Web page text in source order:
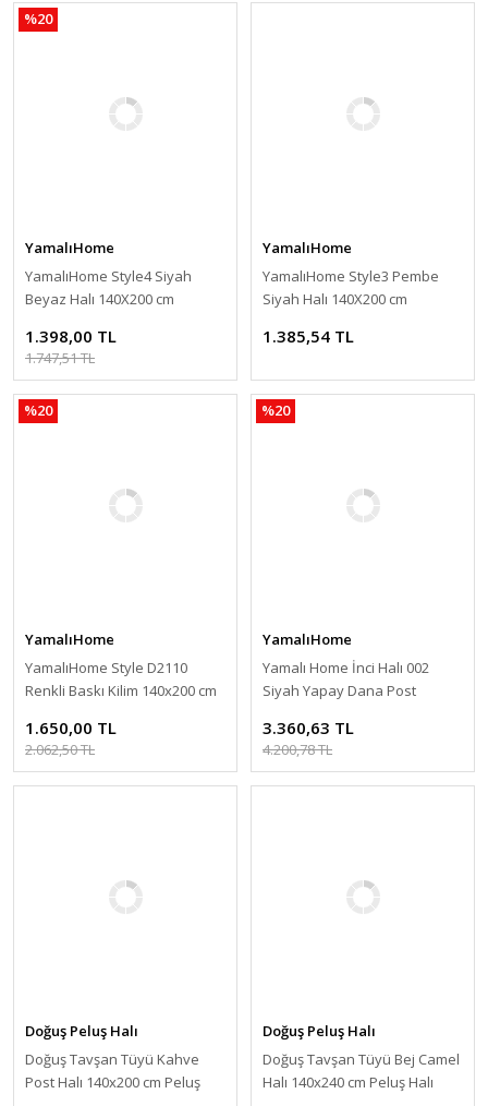
%20
YamalıHome
YamalıHome Style4 Siyah
Beyaz Halı 140X200 cm
1.398,00 TL
1.747,51 TL
YamalıHome
YamalıHome Style3 Pembe
Siyah Halı 140X200 cm
1.385,54 TL
%20
YamalıHome
YamalıHome Style D2110
Renkli Baskı Kilim 140x200 cm
1.650,00 TL
2.062,50 TL
%20
YamalıHome
Yamalı Home İnci Halı 002
Siyah Yapay Dana Post
3.360,63 TL
4.200,78 TL
Doğuş Peluş Halı
Doğuş Tavşan Tüyü Kahve
Post Halı 140x200 cm Peluş
Doğuş Peluş Halı
Doğuş Tavşan Tüyü Bej Camel
Halı 140x240 cm Peluş Halı